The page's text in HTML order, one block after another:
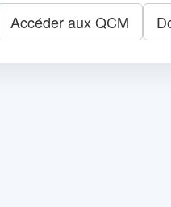
Accéder aux QCM